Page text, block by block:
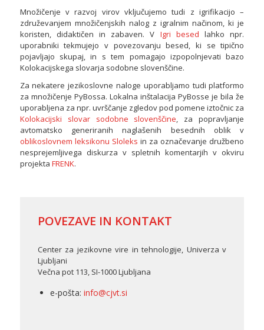
Množičenje v razvoj virov vključujemo tudi z igrifikacijo –
združevanjem množičenjskih nalog z igralnim načinom, ki je
koristen, didaktičen in zabaven. V Igri besed lahko npr.
uporabniki tekmujejo v povezovanju besed, ki se tipično
pojavljajo skupaj, in s tem pomagajo izpopolnjevati bazo
Kolokacijskega slovarja sodobne slovenščine.
Za nekatere jezikoslovne naloge uporabljamo tudi platformo
za množičenje PyBossa. Lokalna inštalacija PyBosse je bila že
uporabljena za npr. uvrščanje zgledov pod pomene iztočnic za
Kolokacijski slovar sodobne slovenščine, za popravljanje
avtomatsko generiranih naglašenih besednih oblik v
oblikoslovnem leksikonu Sloleks in za označevanje družbeno
nesprejemljivega diskurza v spletnih komentarjih v okviru
projekta FRENK.
POVEZAVE IN KONTAKT
Center za jezikovne vire in tehnologije, Univerza v
Ljubljani
Večna pot 113, SI-1000 Ljubljana
e-pošta: info@cjvt.si